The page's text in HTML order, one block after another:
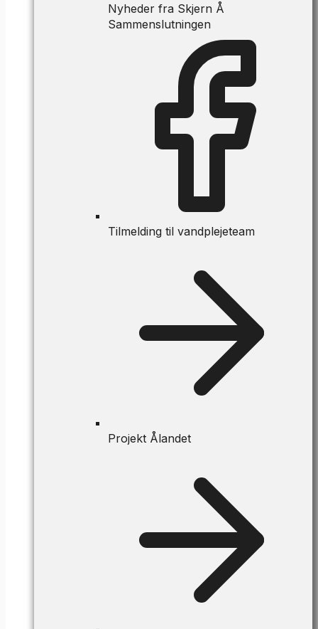
Nyheder fra Skjern Å
Sammenslutningen
Tilmelding til vandplejeteam
Projekt Ålandet